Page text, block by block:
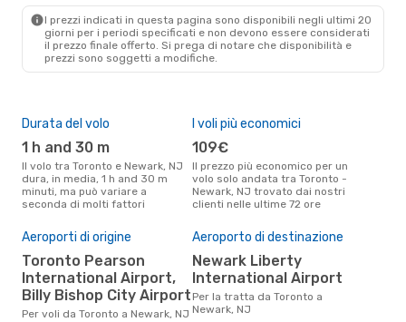
I prezzi indicati in questa pagina sono disponibili negli ultimi 20
giorni per i periodi specificati e non devono essere considerati
il ​​prezzo finale offerto. Si prega di notare che disponibilità e
prezzi sono soggetti a modifiche.
Durata del volo
1 h and 30 m
Il volo tra Toronto e Newark, NJ
dura, in media, 1 h and 30 m
minuti, ma può variare a
seconda di molti fattori
I voli più economici
109€
Il prezzo più economico per un
volo solo andata tra Toronto -
Newark, NJ trovato dai nostri
clienti nelle ultime 72 ore
Aeroporti di origine
Toronto Pearson
International Airport,
Billy Bishop City Airport
Per voli da Toronto a Newark, NJ
Aeroporto di destinazione
Newark Liberty
International Airport
Per la tratta da Toronto a
Newark, NJ